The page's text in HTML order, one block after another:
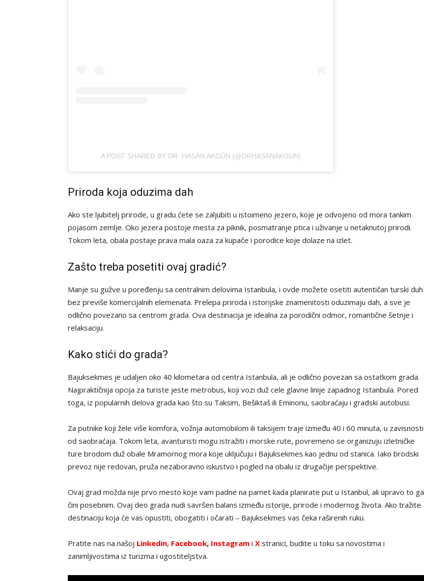
A POST SHARED BY DR. HASAN AKGÜN (@DRHASANAKGUN)
Priroda koja oduzima dah
Ako ste ljubitelj prirode, u gradu ćete se zaljubiti u istoimeno jezero, koje je odvojeno od mora tankim
pojasom zemlje. Oko jezera postoje mesta za piknik, posmatranje ptica i uživanje u netaknutoj prirodi.
Tokom leta, obala postaje prava mala oaza za kupače i porodice koje dolaze na izlet.
Zašto treba posetiti ovaj gradić?
Manje su gužve u poređenju sa centralnim delovima Istanbula, i ovde možete osetiti autentičan turski duh
bez previše komercijalnih elemenata. Prelepa priroda i istorijske znamenitosti oduzimaju dah, a sve je
odlično povezano sa centrom grada. Ova destinacija je idealna za porodični odmor, romantične šetnje i
relaksaciju.
Kako stići do grada?
Bajuksekmes je udaljen oko 40 kilometara od centra Istanbula, ali je odlično povezan sa ostatkom grada.
Najpraktičnija opcija za turiste jeste metrobus, koji vozi duž cele glavne linije zapadnog Istanbula. Pored
toga, iz popularnih delova grada kao što su Taksim, Bešiktaš ili Eminonu, saobraćaju i gradski autobusi.
Za putnike koji žele više komfora, vožnja automobilom ili taksijem traje između 40 i 60 minuta, u zavisnosti
od saobraćaja. Tokom leta, avanturisti mogu istražiti i morske rute, povremeno se organizuju izletničke
ture brodom duž obale Mramornog mora koje uključuju i Bajuksekmes kao jednu od stanica. Iako brodski
prevoz nije redovan, pruža nezaboravno iskustvo i pogled na obalu iz drugačije perspektive.
Ovaj grad možda nije prvo mesto koje vam padne na pamet kada planirate put u Istanbul, ali upravo to ga
čini posebnim. Ovaj deo grada nudi savršen balans između istorije, prirode i modernog života. Ako tražite
destinaciju koja će vas opustiti, obogatiti i očarati – Bajuksekmes vas čeka raširenih ruku.
Pratite nas na našoj Linkedin, Facebook, Instagram i X stranici, budite u toku sa novostima i
zanimljivostima iz turizma i ugostiteljstva.